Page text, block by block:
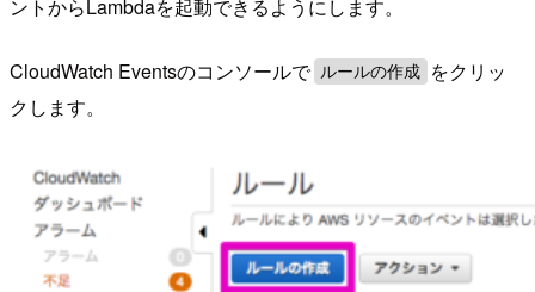
ントからLambdaを起動できるようにします。
CloudWatch Eventsのコンソールで ルールの作成
をクリッ
クします。